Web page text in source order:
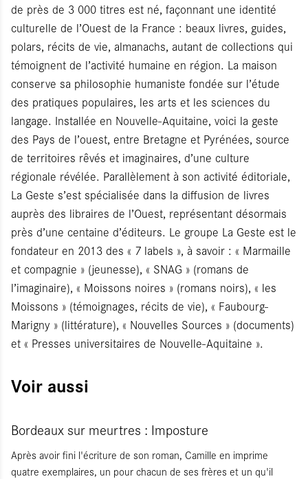
de près de 3 000 titres est né, façonnant une identité
culturelle de l’Ouest de la France : beaux livres, guides,
polars, récits de vie, almanachs, autant de collections qui
témoignent de l’activité humaine en région. La maison
conserve sa philosophie humaniste fondée sur l’étude
des pratiques populaires, les arts et les sciences du
langage. Installée en Nouvelle-Aquitaine, voici la geste
des Pays de l’ouest, entre Bretagne et Pyrénées, source
de territoires rêvés et imaginaires, d’une culture
régionale révélée. Parallèlement à son activité éditoriale,
La Geste s’est spécialisée dans la diffusion de livres
auprès des libraires de l’Ouest, représentant désormais
près d’une centaine d’éditeurs. Le groupe La Geste est le
fondateur en 2013 des « 7 labels », à savoir : « Marmaille
et compagnie » (jeunesse), « SNAG » (romans de
l’imaginaire), « Moissons noires » (romans noirs), « les
Moissons » (témoignages, récits de vie), « Faubourg-
Marigny » (littérature), « Nouvelles Sources » (documents)
et « Presses universitaires de Nouvelle-Aquitaine ».
Voir aussi
Bordeaux sur meurtres : Imposture
Après avoir fini l'écriture de son roman, Camille en imprime
quatre exemplaires, un pour chacun de ses frères et un qu'il